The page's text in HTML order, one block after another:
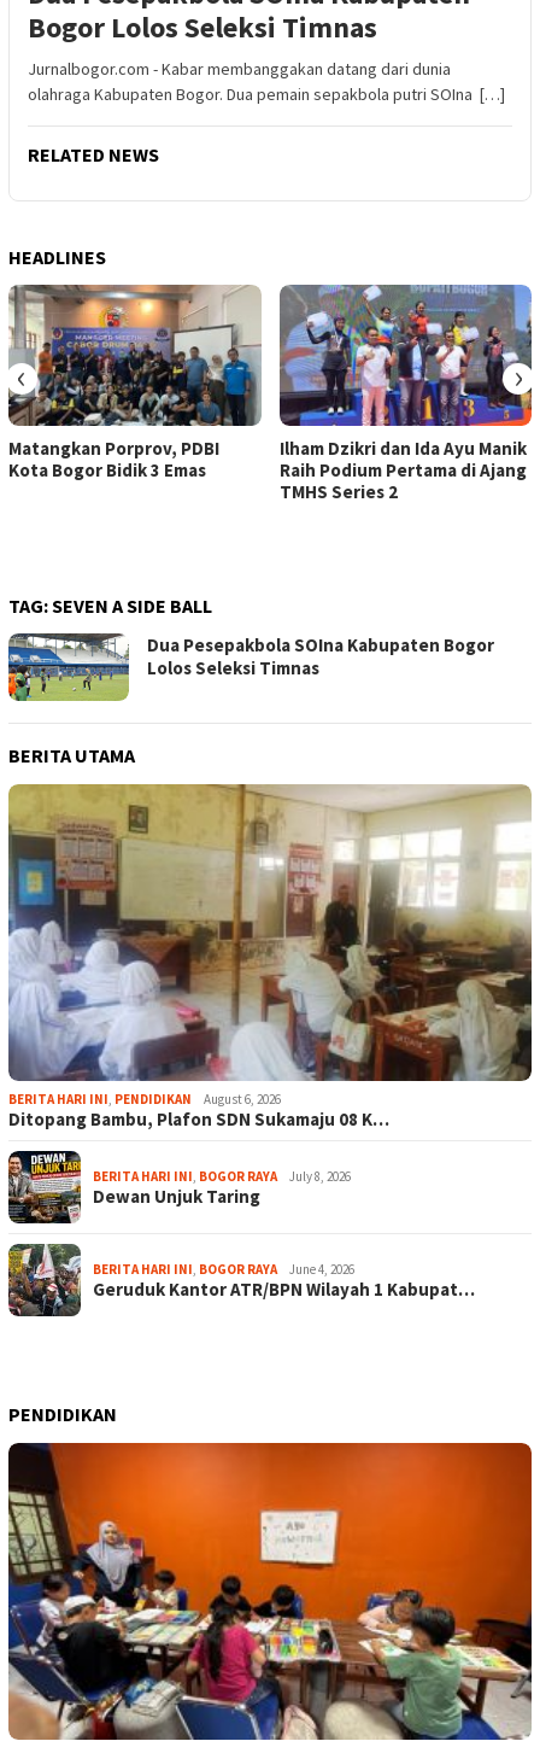
Bogor Lolos Seleksi Timnas
Jurnalbogor.com - Kabar membanggakan datang dari dunia
olahraga Kabupaten Bogor. Dua pemain sepakbola putri SOIna […]
RELATED NEWS
HEADLINES
Matangkan Porprov, PDBI
Kota Bogor Bidik 3 Emas
Ilham Dzikri dan Ida Ayu Manik
Raih Podium Pertama di Ajang
TMHS Series 2
‹ ›
TAG:SEVEN A SIDE BALL
Dua Pesepakbola SOIna Kabupaten Bogor
Lolos Seleksi Timnas
BERITA UTAMA
BERITA HARI INI, PENDIDIKAN August 6, 2026
Ditopang Bambu, Plafon SDN Sukamaju 08 K…
BERITA HARI INI, BOGOR RAYA July 8, 2026
Dewan Unjuk Taring
BERITA HARI INI, BOGOR RAYA June 4, 2026
Geruduk Kantor ATR/BPN Wilayah 1 Kabupat…
PENDIDIKAN